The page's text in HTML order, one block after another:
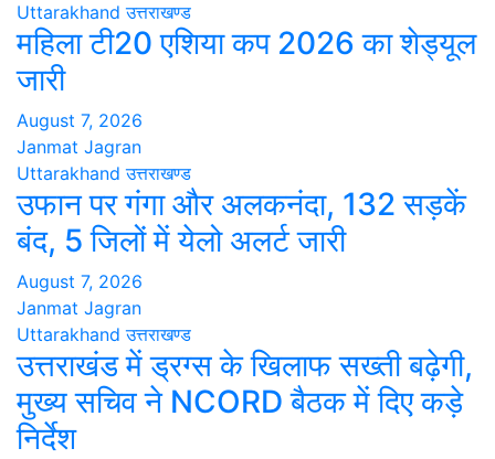
Uttarakhand उत्तराखण्ड
महिला टी20 एशिया कप 2026 का शेड्यूल
जारी
August 7, 2026
Janmat Jagran
Uttarakhand उत्तराखण्ड
उफान पर गंगा और अलकनंदा, 132 सड़कें
बंद, 5 जिलों में येलो अलर्ट जारी
August 7, 2026
Janmat Jagran
Uttarakhand उत्तराखण्ड
उत्तराखंड में ड्रग्स के खिलाफ सख्ती बढ़ेगी,
मुख्य सचिव ने NCORD बैठक में दिए कड़े
निर्देश